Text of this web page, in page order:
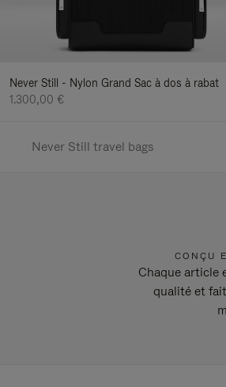
Never Still - Nylon Grand Sac à dos à rabat
1.300,00 €
Never Still travel bags
CONÇU
Chaque article
qualité et